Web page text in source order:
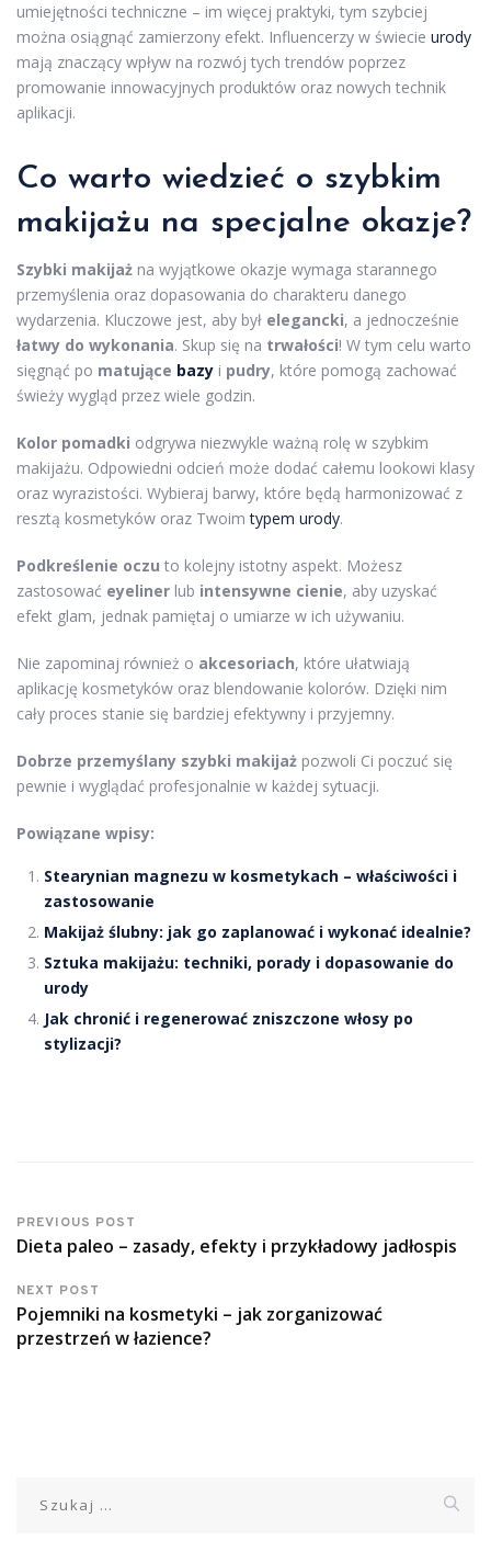
umiejętności techniczne – im więcej praktyki, tym szybciej
można osiągnąć zamierzony efekt. Influencerzy w świecie urody
mają znaczący wpływ na rozwój tych trendów poprzez
promowanie innowacyjnych produktów oraz nowych technik
aplikacji.
Co warto wiedzieć o szybkim
makijażu na specjalne okazje?
Szybki makijaż na wyjątkowe okazje wymaga starannego
przemyślenia oraz dopasowania do charakteru danego
wydarzenia. Kluczowe jest, aby był elegancki, a jednocześnie
łatwy do wykonania. Skup się na trwałości! W tym celu warto
sięgnąć po matujące bazy i pudry, które pomogą zachować
świeży wygląd przez wiele godzin.
Kolor pomadki odgrywa niezwykle ważną rolę w szybkim
makijażu. Odpowiedni odcień może dodać całemu lookowi klasy
oraz wyrazistości. Wybieraj barwy, które będą harmonizować z
resztą kosmetyków oraz Twoimtypem urody.
Podkreślenie oczu to kolejny istotny aspekt. Możesz
zastosować eyeliner lub intensywne cienie, aby uzyskać
efekt glam, jednak pamiętaj o umiarze w ich używaniu.
Nie zapominaj również o akcesoriach, które ułatwiają
aplikację kosmetyków oraz blendowanie kolorów. Dzięki nim
cały proces stanie się bardziej efektywny i przyjemny.
Dobrze przemyślany szybki makijaż pozwoli Ci poczuć się
pewnie i wyglądać profesjonalnie w każdej sytuacji.
Powiązane wpisy:
Stearynian magnezu w kosmetykach – właściwości i
zastosowanie
Makijaż ślubny: jak go zaplanować i wykonać idealnie?
Sztuka makijażu: techniki, porady i dopasowanie do
urody
Jak chronić i regenerować zniszczone włosy po
stylizacji?
PREVIOUS POST
Dieta paleo – zasady, efekty i przykładowy jadłospis
NEXT POST
Pojemniki na kosmetyki – jak zorganizować
przestrzeń w łazience?